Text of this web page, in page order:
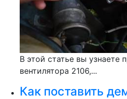
В этой статье вы узнаете
вентилятора 2106,...
Как поставить